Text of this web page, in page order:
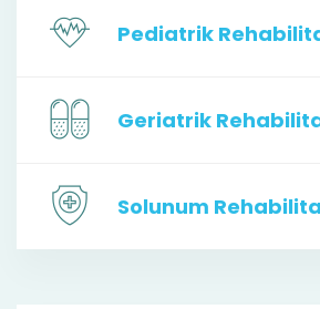
Pediatrik
Geriatrik
Solunum